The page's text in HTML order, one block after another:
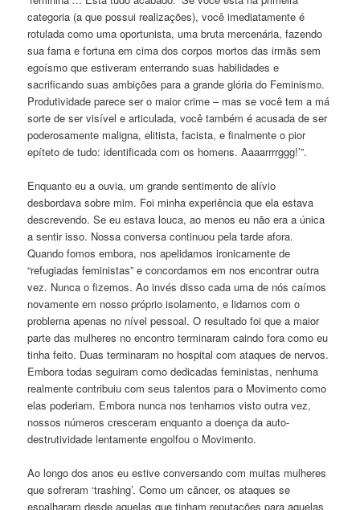
categoria (a que possui realizações), você imediatamente é
rotulada como uma oportunista, uma bruta mercenária, fazendo
sua fama e fortuna em cima dos corpos mortos das irmãs sem
egoísmo que estiveram enterrando suas habilidades e
sacrificando suas ambições para a grande glória do Feminismo.
Produtividade parece ser o maior crime – mas se você tem a má
sorte de ser visível e articulada, você também é acusada de ser
poderosamente maligna, elitista, facista, e finalmente o pior
epíteto de tudo: identificada com os homens. Aaaarrrrggg!’”.
Enquanto eu a ouvia, um grande sentimento de alívio
desbordava sobre mim. Foi minha experiência que ela estava
descrevendo. Se eu estava louca, ao menos eu não era a única
a sentir isso. Nossa conversa continuou pela tarde afora.
Quando fomos embora, nos apelidamos ironicamente de
“refugiadas feministas” e concordamos em nos encontrar outra
vez. Nunca o fizemos. Ao invés disso cada uma de nós caímos
novamente em nosso próprio isolamento, e lidamos com o
problema apenas no nível pessoal. O resultado foi que a maior
parte das mulheres no encontro terminaram caindo fora como eu
tinha feito. Duas terminaram no hospital com ataques de nervos.
Embora todas seguiram como dedicadas feministas, nenhuma
realmente contribuiu com seus talentos para o Movimento como
elas poderiam. Embora nunca nos tenhamos visto outra vez,
nossos números cresceram enquanto a doença da auto-
destrutividade lentamente engolfou o Movimento.
Ao longo dos anos eu estive conversando com muitas mulheres
que sofreram ‘trashing’. Como um câncer, os ataques se
espalharam desde aquelas que tinham reputações para aquelas